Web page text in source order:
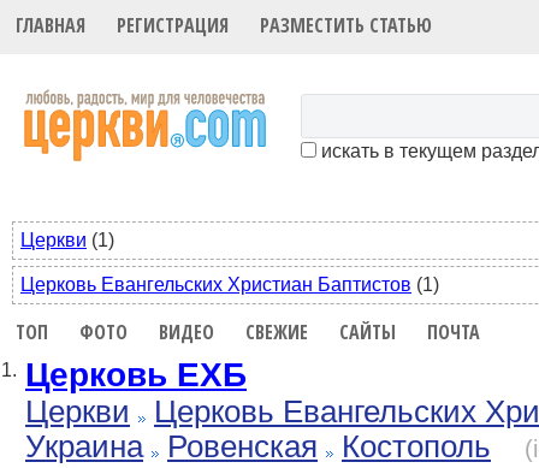
ГЛАВНАЯ РЕГИСТРАЦИЯ РАЗМЕСТИТЬ СТАТЬЮ
искать в текущем
Церкви (1)
Церковь Евангельских Христиан Баптистов (1)
ТОП ФОТО ВИДЕО СВЕЖИЕ САЙТЫ ПОЧТА
1. Церковь ЕХБ
Церкви
Церковь Евангельских
Украина
Ровенская Костополь